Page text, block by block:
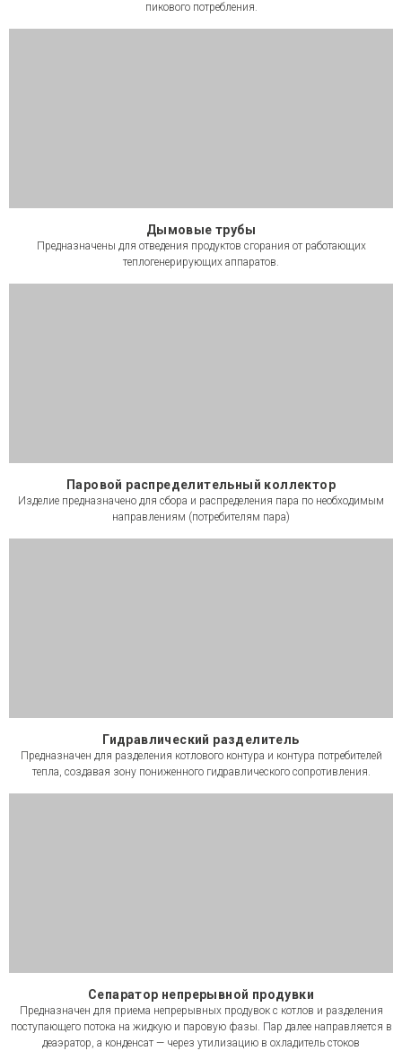
пикового потребления.
Дымовые трубы
Предназначены для отведения продуктов сгорания от работающих
теплогенерирующих аппаратов.
Паровой распределительный коллектор
Изделие предназначено для сбора и распределения пара по необходимым
направлениям (потребителям пара)
Гидравлический разделитель
Предназначен для разделения котлового контура и контура потребителей
тепла, создавая зону пониженного гидравлического сопротивления.
Сепаратор непрерывной продувки
Предназначен для приема непрерывных продувок с котлов и разделения
поступающего потока на жидкую и паровую фазы. Пар далее направляется в
деаэратор, а конденсат — через утилизацию в охладитель стоков